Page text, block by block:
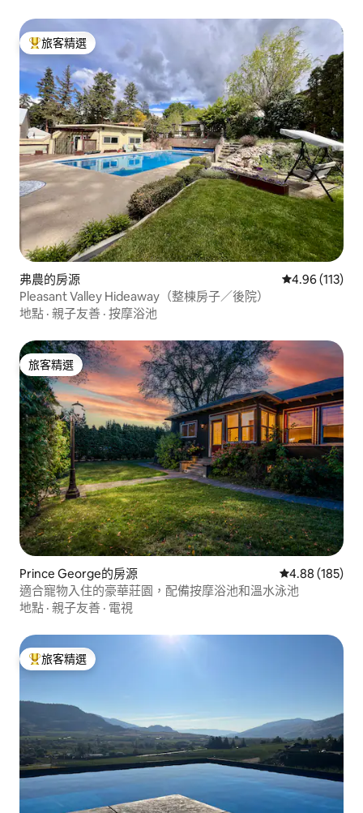
旅客精選榜首
旅客精選
弗農的房源 從 113 則評價
4.96 (113)
Pleasant Valley Hideaway（整棟房子／後院）
地點 · 親子友善 · 按摩浴池
旅客精選
旅客精選
Prince George的房源 從 185 則評價
4.88 (185)
適合寵物入住的豪華莊園，配備按摩浴池和溫水泳池
地點 · 親子友善 · 電視
旅客精選榜首
旅客精選